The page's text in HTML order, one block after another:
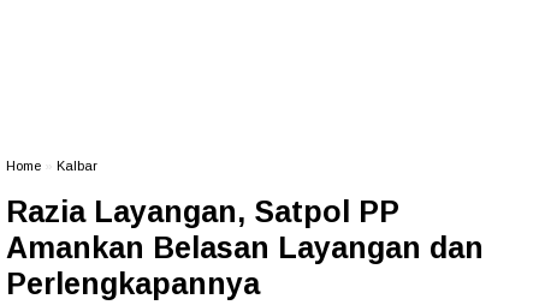
Home Kalbar
Razia Layangan, Satpol PP
Amankan Belasan Layangan dan
Perlengkapannya